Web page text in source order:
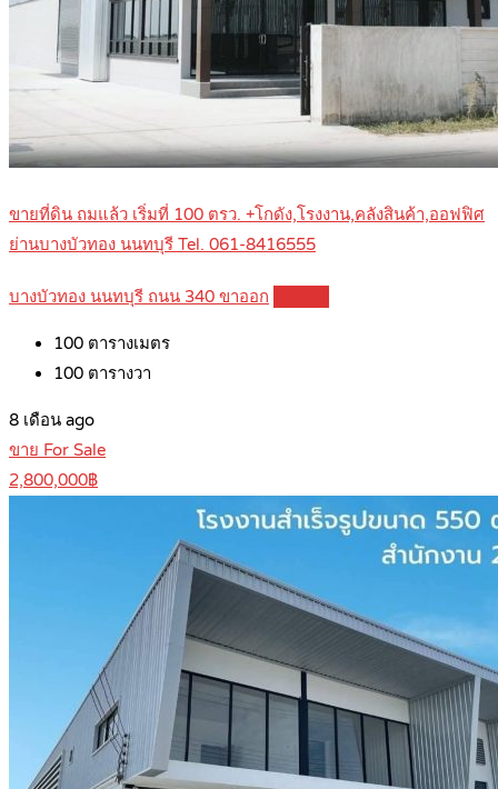
ขายที่ดิน ถมแล้ว เริ่มที่ 100 ตรว. +โกดัง,โรงงาน,คลังสินค้า,ออฟฟิศ
ย่านบางบัวทอง นนทบุรี Tel. 061-8416555
บางบัวทอง นนทบุรี ถนน 340 ขาออก
100 ตารางเมตร
100 ตารางวา
8 เดือน ago
ขาย For Sale
2,800,000฿